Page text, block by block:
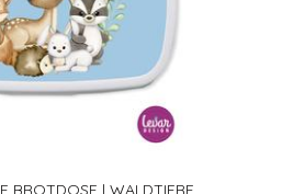
BROTDOSE | WALDTIERE